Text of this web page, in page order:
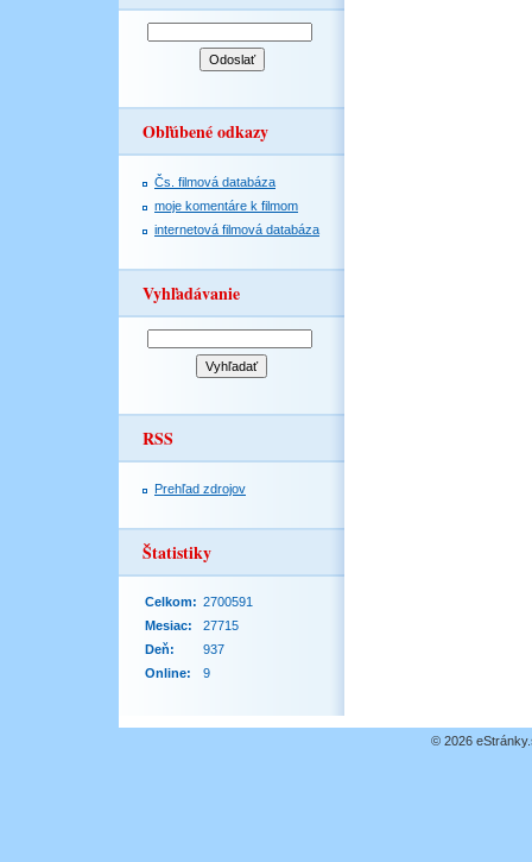
Obľúbené odkazy
Čs. filmová databáza
moje komentáre k filmom
internetová filmová databáza
Vyhľadávanie
RSS
Prehľad zdrojov
Štatistiky
Online: 9
Celkom: 2700591
Mesiac:
27715
Deň:
937
© 2026